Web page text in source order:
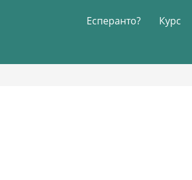
Есперанто? Курс